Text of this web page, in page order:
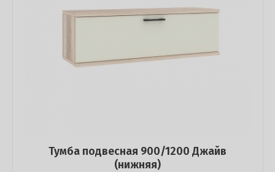
Тумба подвесная 900/1200 Джайв
(нижняя)